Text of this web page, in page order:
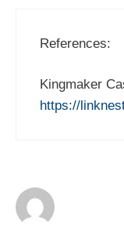
References:
Kingmaker
https://